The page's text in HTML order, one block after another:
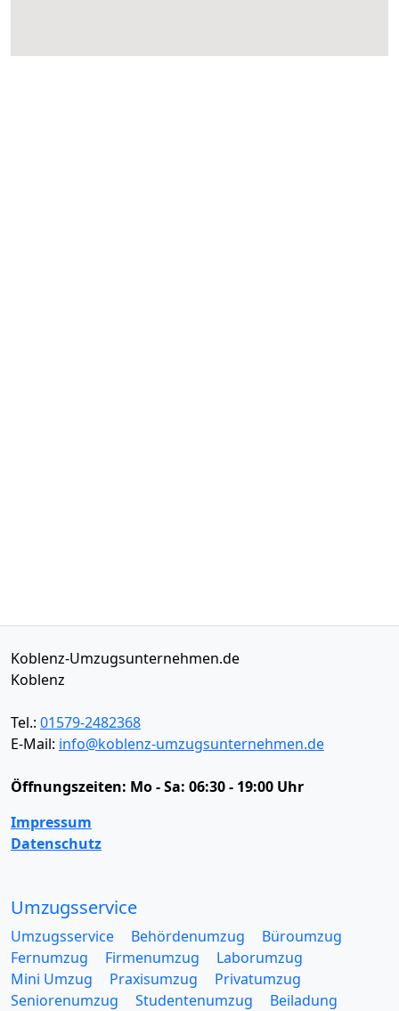
Koblenz-Umzugsunternehmen.de
Koblenz
Tel.: 01579-2482368
E-Mail: info@koblenz-umzugsunternehmen.de
Öffnungszeiten: Mo - Sa: 06:30 - 19:00 Uhr
Impressum
Datenschutz
Umzugsservice
Umzugsservice Behördenumzug
Büroumzug
Fernumzug
Firmenumzug
Laborumzug
Mini Umzug
Praxisumzug
Privatumzug
Seniorenumzug
Studentenumzug
Beiladung